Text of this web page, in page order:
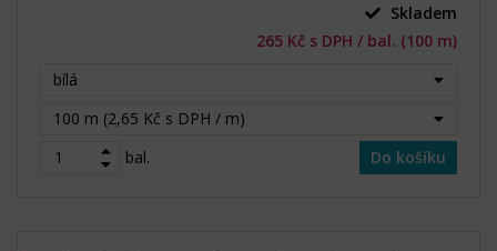
Skladem
265 Kč s DPH / bal. (100 m)
bílá
100 m (2,65 Kč s DPH / m)
bal.
Do košíku